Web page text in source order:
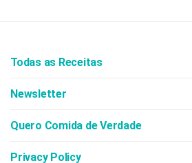
Todas as Receitas
Newsletter
Quero Comida de Verdade
Privacy Policy